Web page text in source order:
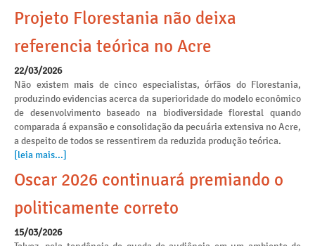
Projeto Florestania não deixa
referencia teórica no Acre
22/03/2026
Não existem mais de cinco especialistas, órfãos do Florestania,
produzindo evidencias acerca da superioridade do modelo econômico
de desenvolvimento baseado na biodiversidade florestal quando
comparada á expansão e consolidação da pecuária extensiva no Acre,
a despeito de todos se ressentirem da reduzida produção teórica.
[leia mais...]
Oscar 2026 continuará premiando o
politicamente correto
15/03/2026